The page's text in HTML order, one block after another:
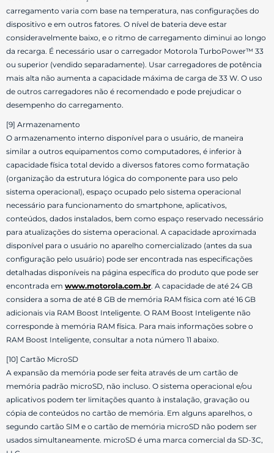
carregamento varia com base na temperatura, nas configurações do
dispositivo e em outros fatores. O nível de bateria deve estar
consideravelmente baixo, e o ritmo de carregamento diminui ao longo
da recarga. É necessário usar o carregador Motorola TurboPower™ 33
ou superior (vendido separadamente). Usar carregadores de potência
mais alta não aumenta a capacidade máxima de carga de 33 W. O uso
de outros carregadores não é recomendado e pode prejudicar o
desempenho do carregamento.
[9] Armazenamento
O armazenamento interno disponível para o usuário, de maneira
similar a outros equipamentos como computadores, é inferior à
capacidade física total devido a diversos fatores como formatação
(organização da estrutura lógica do componente para uso pelo
sistema operacional), espaço ocupado pelo sistema operacional
necessário para funcionamento do smartphone, aplicativos,
conteúdos, dados instalados, bem como espaço reservado necessário
para atualizações do sistema operacional. A capacidade aproximada
disponível para o usuário no aparelho comercializado (antes da sua
configuração pelo usuário) pode ser encontrada nas especificações
detalhadas disponíveis na página específica do produto que pode ser
encontrada em www.motorola.com.br. A capacidade de até 24 GB
considera a soma de até 8 GB de memória RAM física com até 16 GB
adicionais via RAM Boost Inteligente. O RAM Boost Inteligente não
corresponde à memória RAM física. Para mais informações sobre o
RAM Boost Inteligente, consultar a nota número 11 abaixo.
[10] Cartão MicroSD
A expansão da memória pode ser feita através de um cartão de
memória padrão microSD, não incluso. O sistema operacional e/ou
aplicativos podem ter limitações quanto à instalação, gravação ou
cópia de conteúdos no cartão de memória. Em alguns aparelhos, o
segundo cartão SIM e o cartão de memória microSD não podem ser
usados simultaneamente. microSD é uma marca comercial da SD-3C,